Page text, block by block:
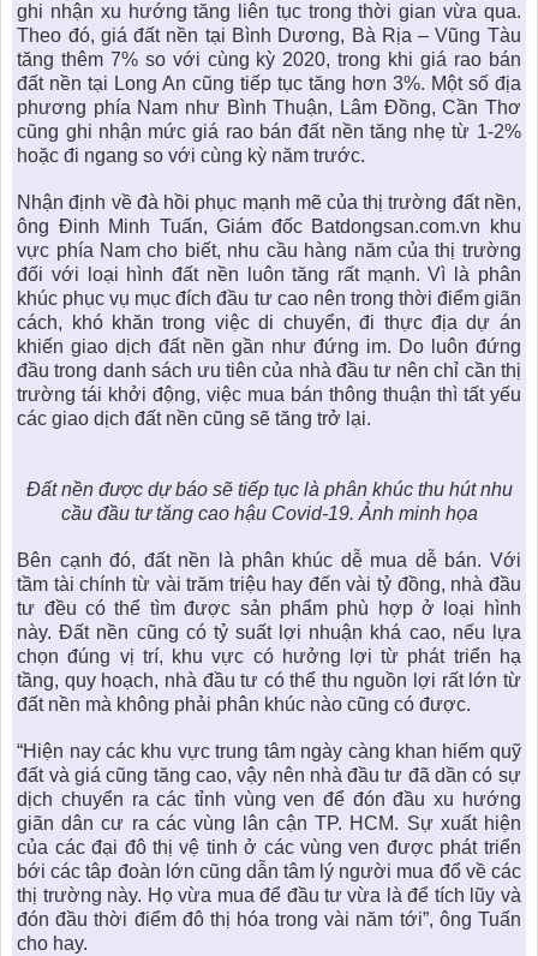
ghi nhận xu hướng tăng liên tục trong thời gian vừa qua.
Theo đó, giá đất nền tại Bình Dương, Bà Rịa – Vũng Tàu
tăng thêm 7% so với cùng kỳ 2020, trong khi giá rao bán
đất nền tại Long An cũng tiếp tục tăng hơn 3%. Một số địa
phương phía Nam như Bình Thuận, Lâm Đồng, Cần Thơ
cũng ghi nhận mức giá rao bán đất nền tăng nhẹ từ 1-2%
hoặc đi ngang so với cùng kỳ năm trước.
Nhận định về đà hồi phục mạnh mẽ củathị trường đất nền,
ông Đinh Minh Tuấn, Giám đốc Batdongsan.com.vn khu
vực phía Nam cho biết, nhu cầu hàng năm của thị trường
đối với loại hình đất nền luôn tăng rất mạnh. Vì là phân
khúc phục vụ mục đích đầu tư cao nên trong thời điểm giãn
cách, khó khăn trong việc di chuyển, đi thực địa dự án
khiến giao dịch đất nền gần như đứng im. Do luôn đứng
đầu trong danh sách ưu tiên của nhà đầu tư nên chỉ cần thị
trường tái khởi động, việc mua bán thông thuận thì tất yếu
các giao dịch đất nền cũng sẽ tăng trở lại.
Đất nền được dự báo sẽ tiếp tục là phân khúc thu hút nhu
cầu đầu tư tăng cao hậu Covid-19. Ảnh minh họa
Bên cạnh đó, đất nền là phân khúc dễ mua dễ bán. Với
tầm tài chính từ vài trăm triệu hay đến vài tỷ đồng, nhà đầu
tư đều có thể tìm được sản phẩm phù hợp ở loại hình
này.Đất nền cũng có tỷ suất lợi nhuận khá cao, nếu lựa
chọn đúng vị trí, khu vực có hưởng lợi từ phát triển hạ
tầng, quy hoạch, nhà đầu tư có thể thu nguồn lợi rất lớn từ
đất nền mà không phải phân khúc nào cũng có được.
“Hiện nay các khu vực trung tâm ngày càng khan hiếm quỹ
đất và giá cũng tăng cao, vậy nên nhà đầu tư đã dần có sự
dịch chuyển ra các tỉnh vùng ven để đón đầu xu hướng
giãn dân cư ra các vùng lân cận TP. HCM. Sự xuất hiện
của các đại đô thị vệ tinh ở các vùng ven được phát triển
bới các tâp đoàn lớn cũng dẫn tâm lý người mua đổ về các
thị trường này. Họ vừa mua để đầu tư vừa là để tích lũy và
đón đầu thời điểm đô thị hóa trong vài năm tới”, ông Tuấn
cho hay.